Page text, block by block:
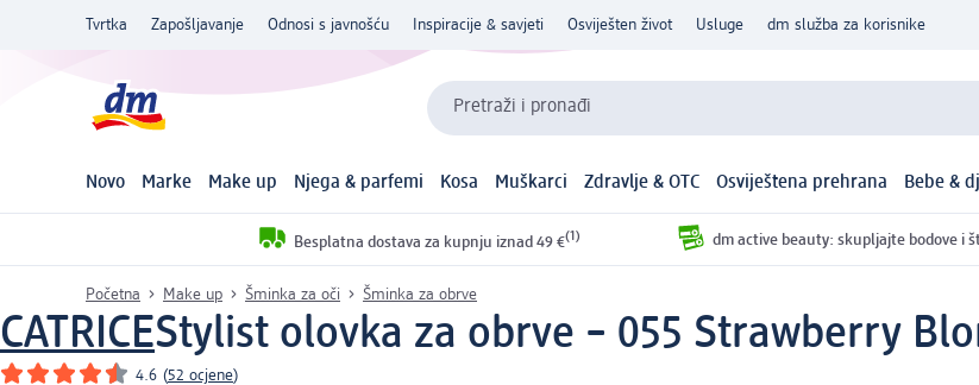
Tvrtka Zapošljavanje Odnosi s javnošću Inspiracije & savjeti Osviješten život Usluge dm služba za korisnike
Pretraži i pronađi
Novo Marke Make up Njega & parfemi Kosa Muškarci Zdravlje & OTC Osviještena prehrana Bebe &
Besplatna dostava za kupnju iznad 49 €(1) dm active beauty: skupljajte bodove i
Početna Make up Šminka za oči Šminka za obrve
CATRICEStylist olovka za obrve – 055 Strawberry
4.6 (52 ocjene)